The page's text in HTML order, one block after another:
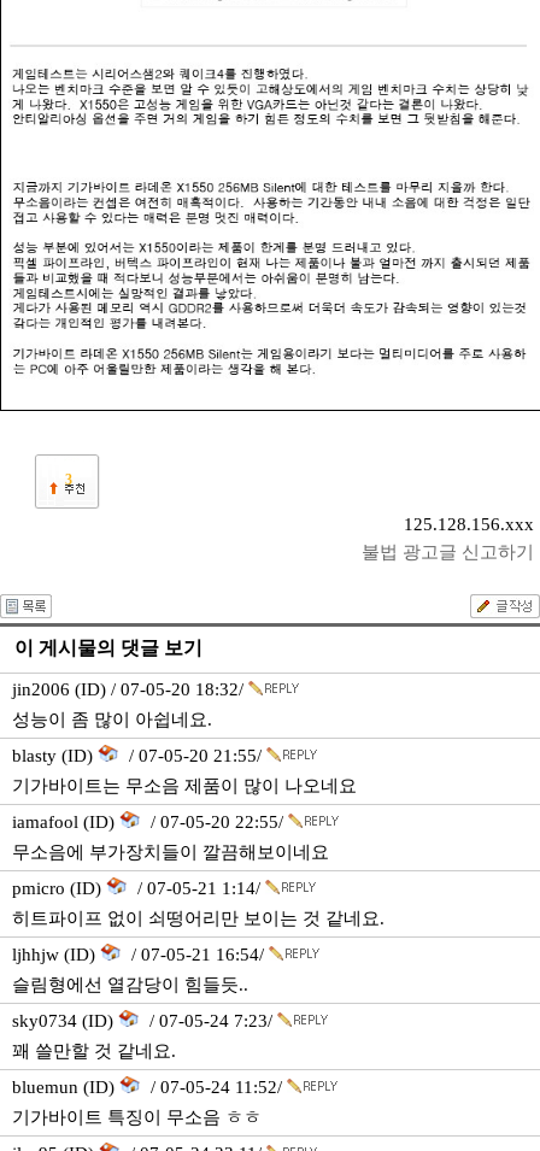
3
125.128.156.xxx
불법 광고글 신고하기
이 게시물의 댓글 보기
jin2006 (ID) / 07-05-20 18:32/
성능이 좀 많이 아쉽네요.
blasty (ID)
/ 07-05-20 21:55/
기가바이트는 무소음 제품이 많이 나오네요
iamafool (ID)
/ 07-05-20 22:55/
무소음에 부가장치들이 깔끔해보이네요
pmicro (ID)
/ 07-05-21 1:14/
히트파이프 없이 쇠떵어리만 보이는 것 같네요.
ljhhjw (ID)
/ 07-05-21 16:54/
슬림형에선 열감당이 힘들듯..
sky0734 (ID)
/ 07-05-24 7:23/
꽤 쓸만할 것 같네요.
bluemun (ID)
/ 07-05-24 11:52/
기가바이트 특징이 무소음 ㅎㅎ